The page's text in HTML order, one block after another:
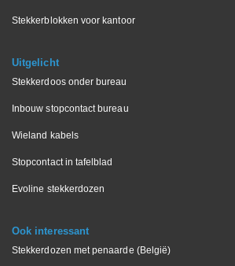
Stekkerblokken voor kantoor
Uitgelicht
Stekkerdoos onder bureau
Inbouw stopcontact bureau
Wieland kabels
Stopcontact in tafelblad
Evoline stekkerdozen
Ook interessant
Stekkerdozen met penaarde (België)